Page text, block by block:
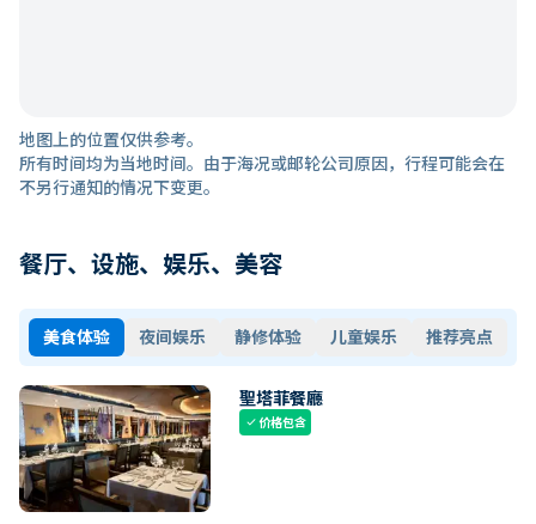
地图上的位置仅供参考。
所有时间均为当地时间。由于海况或邮轮公司原因，行程可能会在
不另行通知的情况下变更。
餐厅、设施、娱乐、美容
美食体验 夜间娱乐 静修体验 儿童娱乐 推荐亮点
聖塔菲餐廳
check价格包含